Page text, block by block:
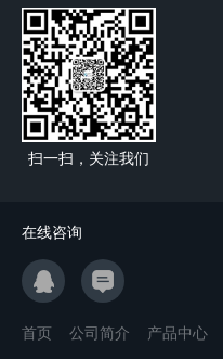
扫一扫，关注我们
在线咨询
首页 公司简介 产品中心